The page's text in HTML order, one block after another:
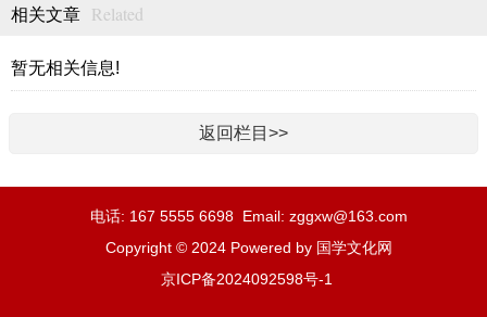
相关文章 Related
暂无相关信息!
返回栏目>>
电话: 167 5555 6698 Email: zggxw@163.com
Copyright © 2024 Powered by 国学文化网
京ICP备2024092598号-1